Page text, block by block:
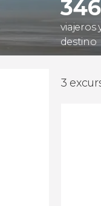
346
viajeros
destino
3